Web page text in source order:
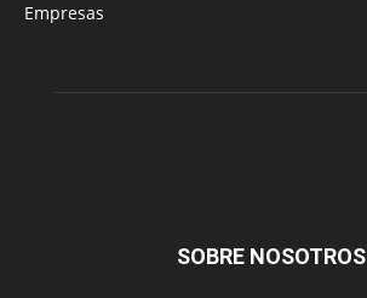
Empresas
SOBRE NOSOTROS